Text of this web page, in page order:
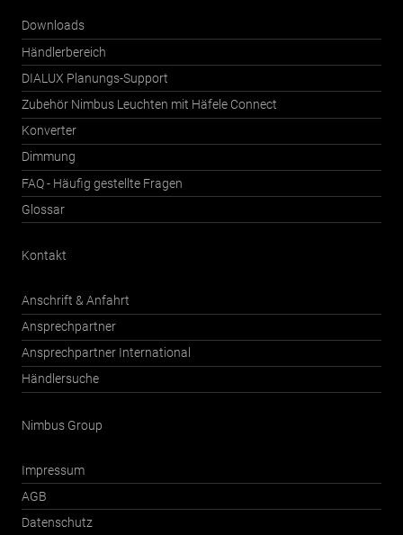
Downloads
Händlerbereich
DIALUX Planungs-Support
Zubehör Nimbus Leuchten mit Häfele Connect
Konverter
Dimmung
FAQ - Häufig gestellte Fragen
Glossar
Kontakt
Anschrift & Anfahrt
Ansprechpartner
Ansprechpartner International
Händlersuche
Nimbus Group
Impressum
AGB
Datenschutz